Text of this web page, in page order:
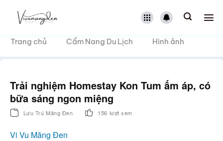
dungTrang chủ Cẩm Nang Du Lịch Hình ảnh
Trải nghiệm Homestay Kon Tum ấm áp, có
bữa sáng ngon miệng
Lưu Trú Măng Đen 156 lượt xem
Vi Vu Măng Đen